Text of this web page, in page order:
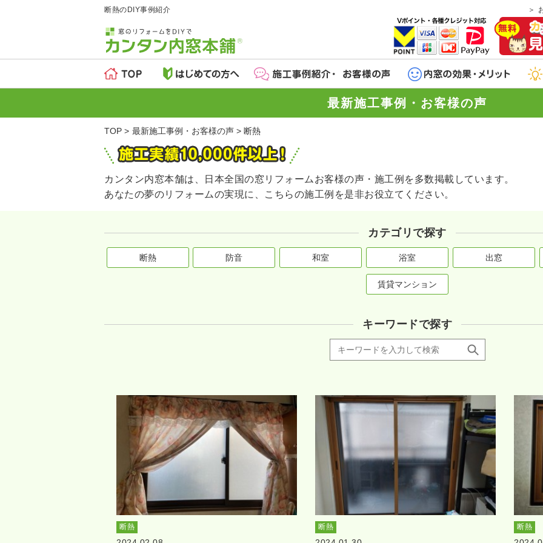
断熱のDIY事例紹介
最新施工事例・お客様の声
TOP 最新施工事例・お客様の声 断熱
カンタン内窓本舗は、日本全国の窓リフォームお客様の声・施工例を多数掲載しています。
あなたの夢のリフォームの実現に、こちらの施工例を是非お役立てください。
カテゴリで探す
断熱 防音 和室 浴室 出窓
賃貸マンション
キーワードで探す
断熱 断熱 断熱